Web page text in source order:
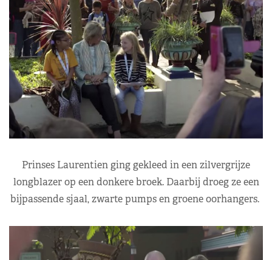
Prinses Laurentien ging gekleed in een zilvergrijze
longblazer op een donkere broek. Daarbij droeg ze een
bijpassende sjaal, zwarte pumps en groene oorhangers.